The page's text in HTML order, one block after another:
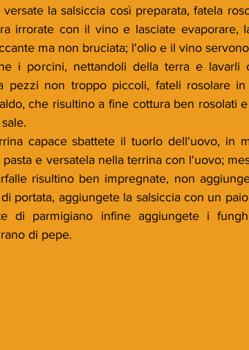
la salsiccia così preparata, fatela
irrorate con il vino e lasciate evaporare,
ma non bruciata; l'olio e il vino
i porcini, nettandoli della terra e lavarli
pezzi non troppo piccoli, fateli rosolare
che risultino a fine cottura ben rosolati
capace sbattete il tuorlo dell'uovo, in
pasta e versatela nella terrina con l'uovo;
risultino ben impregnate, non
portata, aggiungete la salsiccia con un
di parmigiano infine aggiungete i
di pepe.